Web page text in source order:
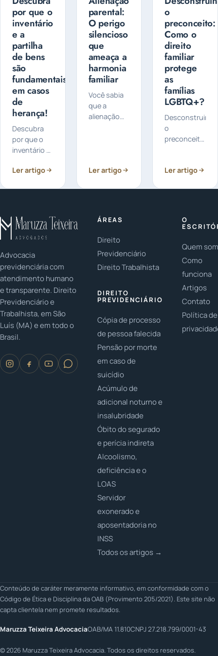
por que o
inventário
e a
partilha
de bens
são
fundamentais
em casos
de
herança!
Descubra
por que o
inventário e
bens são
Você já
parou para
pensar na
Ler artigo
parental:
O perigo
silencioso
que
ameaça a
harmonia
familiar
Você sabia
que a
alienação
pode afetar
entre pais e
fundamental
Ler artigo
o
preconceito:
Como o
direito
familiar
protege
as
famílias
LGBTQ+?
Desconstruindo
o
preconceito:
familiar
LGBTQ+ têm
Ler artigo
Advocacia
previdenciária com
atendimento humano
e transparente. Direito
Previdenciário e
Trabalhista, em São
Luís (MA) e em todo o
Brasil.
ÁREAS
Direito
Previdenciário
Direito Trabalhista
DIREITO
PREVIDENCIÁRIO
Cópia de processo
de pessoa falecida
Pensão por morte
em caso de
suicídio
Acúmulo de
adicional noturno e
insalubridade
Óbito do segurado
e perícia indireta
Alcoolismo,
deficiência e o
LOAS
Servidor
exonerado e
aposentadoria no
INSS
Todos os artigos →
O
Quem
Como
funciona
Artigos
Contato
Política de
Conteúdo de caráter meramente informativo, em conformidade com o
Código de Ética e Disciplina da OAB (Provimento 205/2021). Este site não
capta clientela nem promete resultados.
Maruzza Teixeira AdvocaciaOAB/MA 11.810CNPJ 27.218.799/0001-43
©2026 Maruzza Teixeira Advocacia. Todos os direitos reservados.